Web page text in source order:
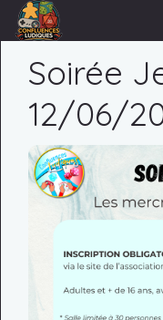
ADHÉRER
AGENDA
ACTUS
PARTENAIRES
Soirée
12/06/